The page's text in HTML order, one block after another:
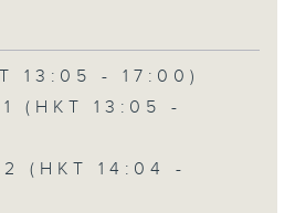
13:05 - 17:00)
(HKT 13:05 -
2 (HKT 14:04 -